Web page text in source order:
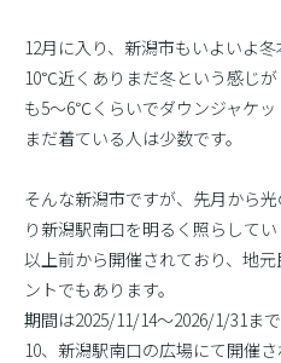
12月に入り、新潟市もいよいよ
10℃近くありまだ冬という感じ
も5〜6℃くらいでダウンジャケ
まだ着ている人は少数です。
そんな新潟市ですが、先月から
り新潟駅南口を明るく照らして
以上前から開催されており、地
ントでもあります。
期間は2025/11/14〜2026/1/31ま
10、新潟駅南口の広場にて開催